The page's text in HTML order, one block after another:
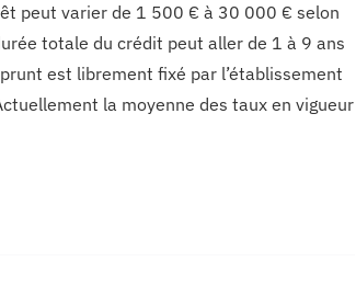
peut varier de 1 500 € à 30 000 € selon
totale du crédit peut aller de 1 à 9 ans
est librement fixé par l’établissement
la moyenne des taux en vigueur